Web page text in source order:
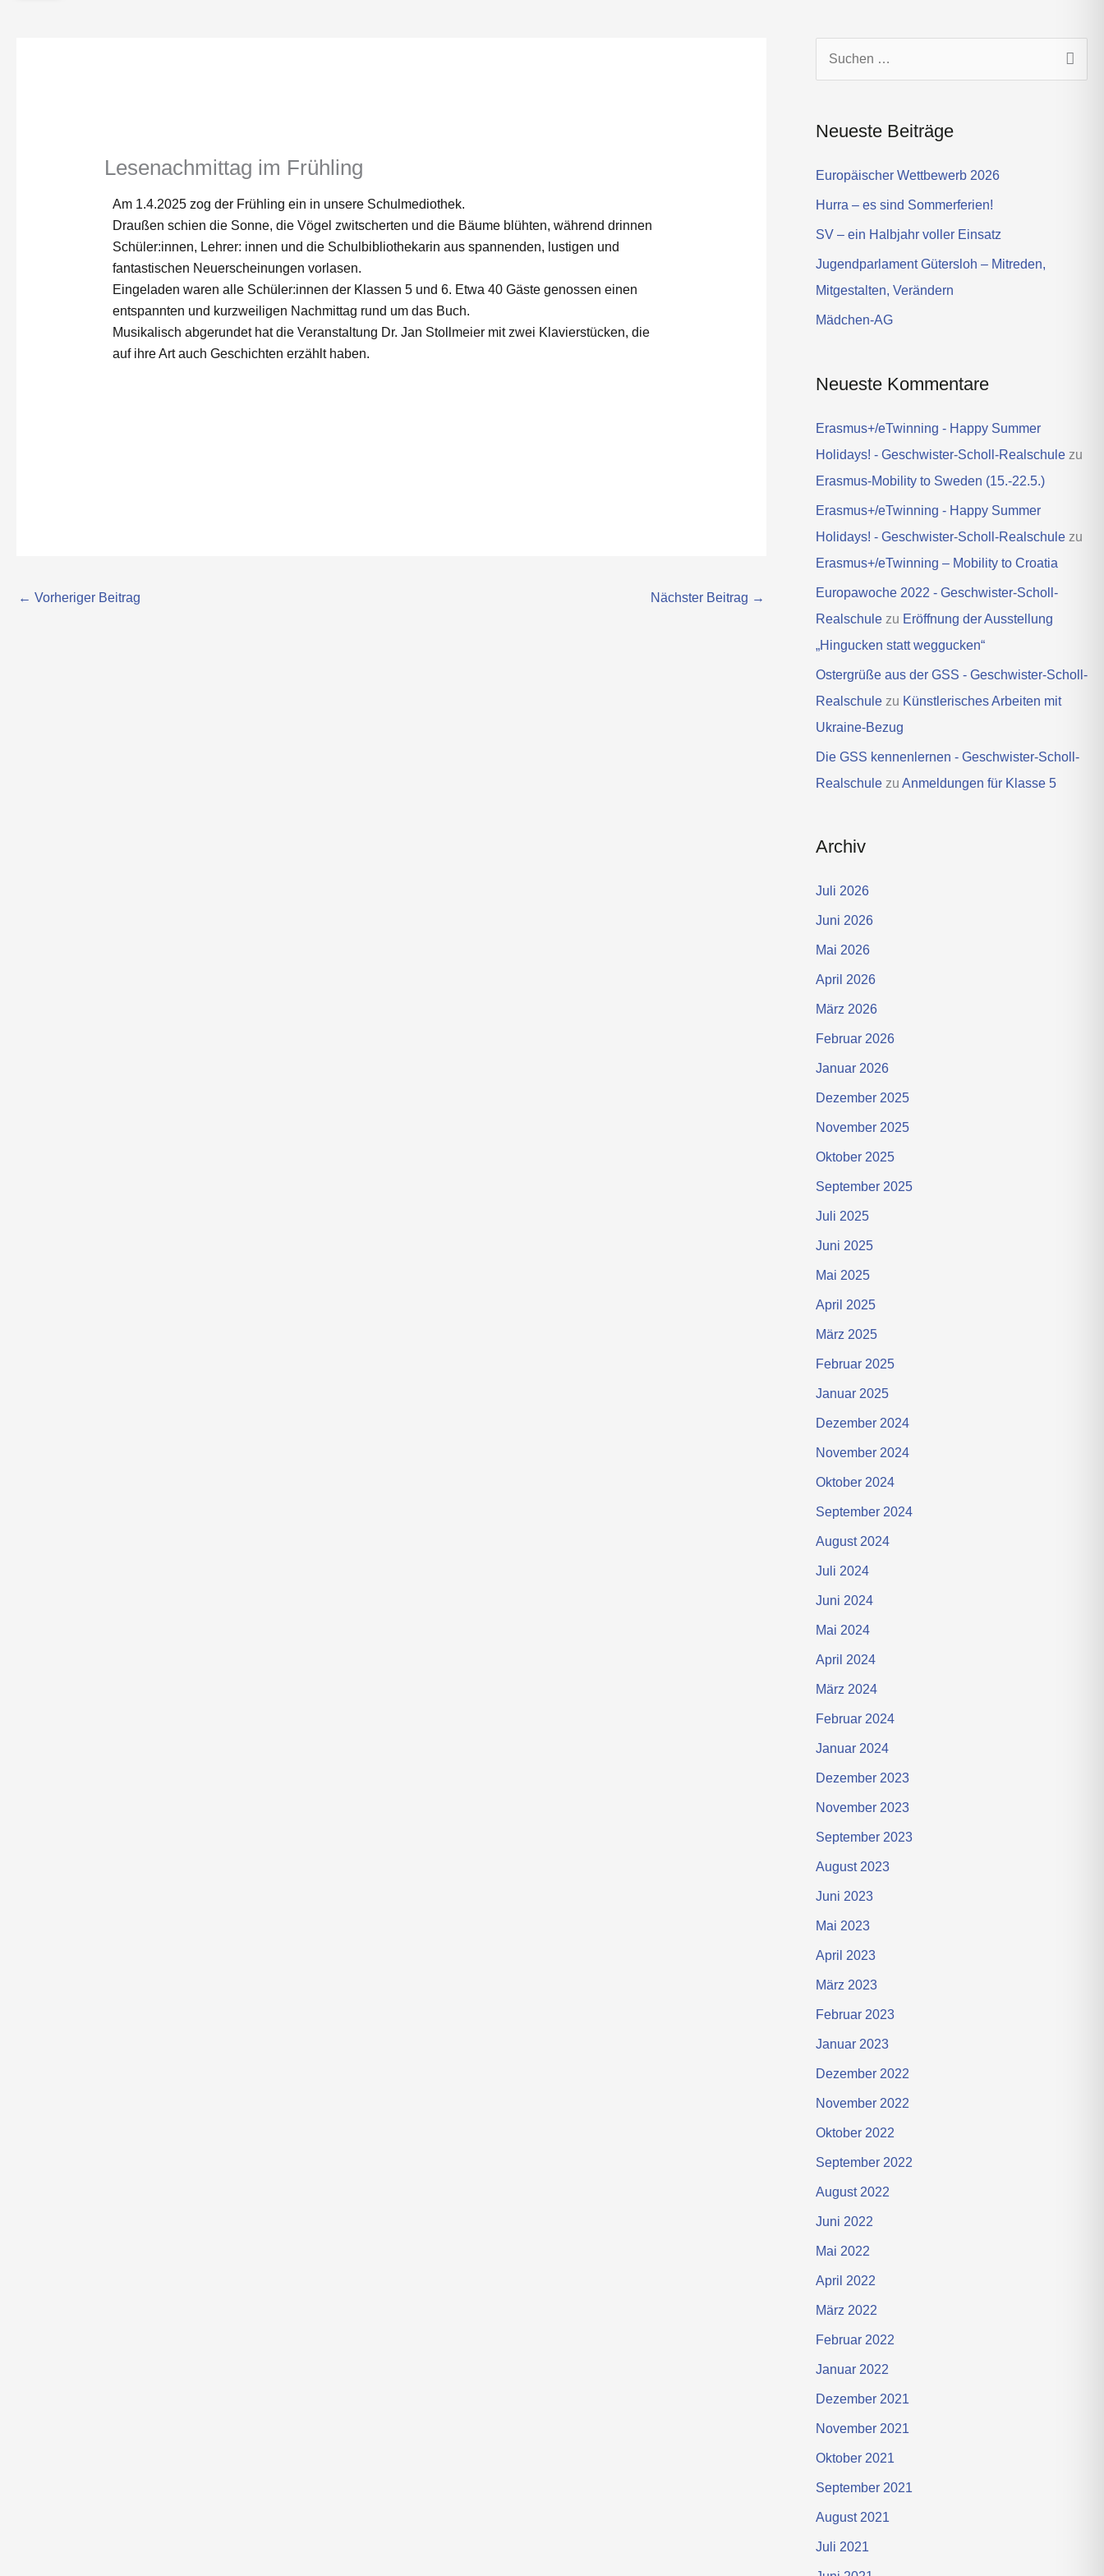
a
g
r
Lesenachmittag im Frühling
Am 1.4.2025 zog der Frühling ein in unsere Schulmediothek.
Draußen schien die Sonne, die Vögel zwitscherten und die Bäume blühten, während drinnen
Schüler:innen, Lehrer: innen und die Schulbibliothekarin aus spannenden, lustigen und
fantastischen Neuerscheinungen vorlasen.
Eingeladen waren alle Schüler:innen der Klassen 5 und 6. Etwa 40 Gäste genossen einen
entspannten und kurzweiligen Nachmittag rund um das Buch.
Musikalisch abgerundet hat die Veranstaltung Dr. Jan Stollmeier mit zwei Klavierstücken, die
auf ihre Art auch Geschichten erzählt haben.
← Vorheriger Beitrag Nächster Beitrag →
e
:
Neueste Beiträge
Europäischer Wettbewerb 2026
Hurra – es sind Sommerferien!
SV – ein Halbjahr voller Einsatz
Jugendparlament Gütersloh – Mitreden,
Mitgestalten, Verändern
Mädchen-AG
Neueste Kommentare
Erasmus+/eTwinning - Happy Summer
Holidays! - Geschwister-Scholl-Realschulezu
Erasmus-Mobility to Sweden (15.-22.5.)
Erasmus+/eTwinning - Happy Summer
Holidays! - Geschwister-Scholl-Realschulezu
Erasmus+/eTwinning – Mobility to Croatia
Europawoche 2022 - Geschwister-Scholl-
Realschulezu Eröffnung der Ausstellung
„Hingucken statt weggucken“
Ostergrüße aus der GSS - Geschwister-Scholl-
Realschulezu Künstlerisches Arbeiten mit
Ukraine-Bezug
Die GSS kennenlernen - Geschwister-Scholl-
Realschulezu Anmeldungen für Klasse 5
Archiv
Juli 2026
Juni 2026
Mai 2026
April 2026
März 2026
Februar 2026
Januar 2026
Dezember 2025
November 2025
Oktober 2025
September 2025
Juli 2025
Juni 2025
Mai 2025
April 2025
März 2025
Februar 2025
Januar 2025
Dezember 2024
November 2024
Oktober 2024
September 2024
August 2024
Juli 2024
Juni 2024
Mai 2024
April 2024
März 2024
Februar 2024
Januar 2024
Dezember 2023
November 2023
September 2023
August 2023
Juni 2023
Mai 2023
April 2023
März 2023
Februar 2023
Januar 2023
Dezember 2022
November 2022
Oktober 2022
September 2022
August 2022
Juni 2022
Mai 2022
April 2022
März 2022
Februar 2022
Januar 2022
Dezember 2021
November 2021
Oktober 2021
September 2021
August 2021
Juli 2021